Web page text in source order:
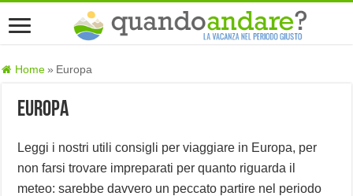
Home » Europa
Europa
Leggi i nostri utili consigli per viaggiare in Europa, per
non farsi trovare impreparati per quanto riguarda il
meteo: sarebbe davvero un peccato partire nel periodo